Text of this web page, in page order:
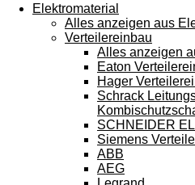
Elektromaterial
Alles anzeigen aus
Verteilereinbau
Alles anzeigen
Eaton
Hager
Schrack
SCHNEIDER
Siemens
ABB
AEG